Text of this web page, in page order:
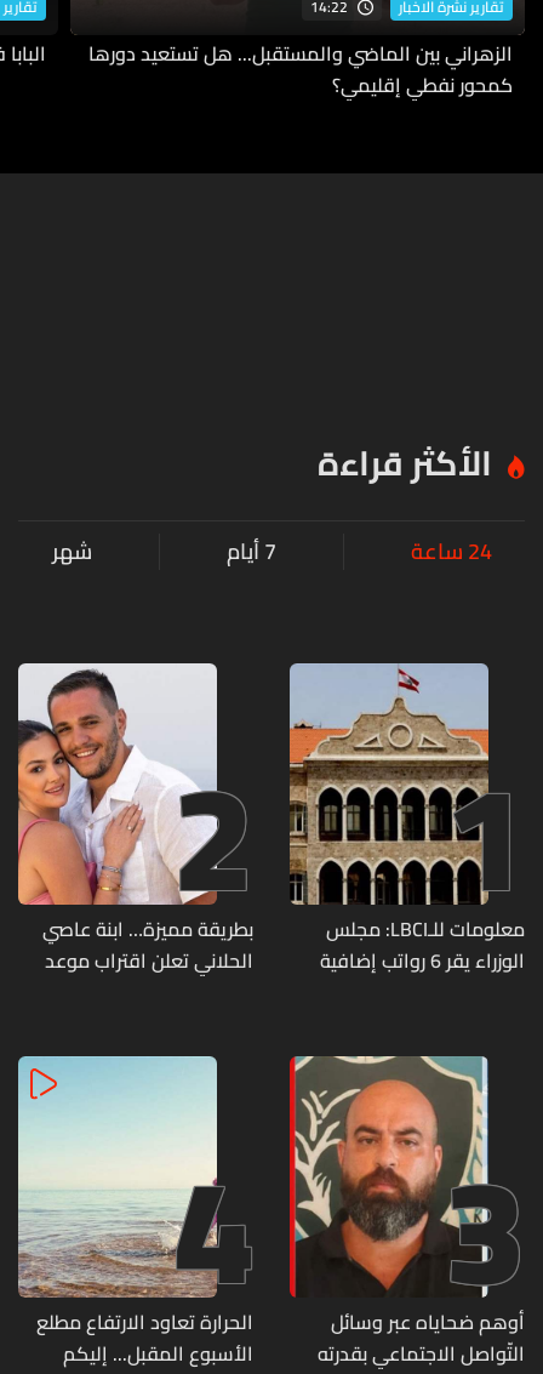
تقارير نشرة الاخبار 14:22
الزهراني بين الماضي والمستقبل... هل تستعيد دورها
كمحور نفطي إقليمي؟
الأكثر قراءة
24 ساعة 7 أيام شهر
1
معلومات للـLBCI: مجلس
الوزراء يقر 6 رواتب إضافية
منذ آذار
2
بطريقة مميزة… ابنة عاصي
الحلاني تعلن اقتراب موعد
3
أوهم ضحاياه عبر وسائل
التّواصل الاجتماعي بقدرته
4
الحرارة تعاود الارتفاع مطلع
الأسبوع المقبل... إليكم